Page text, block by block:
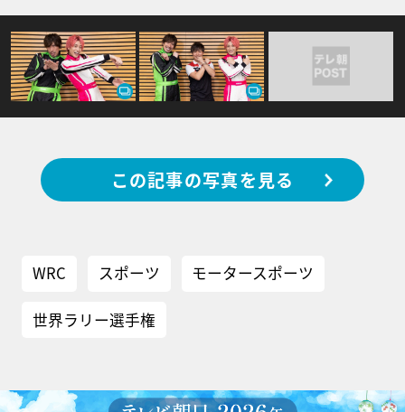
この記事の写真を見る
WRC スポーツ モータースポーツ
世界ラリー選手権